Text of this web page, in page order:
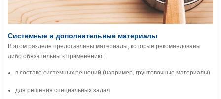
Системные и дополнительные материалы
В этом разделе представлены материалы, которые рекомендованы
либо обязательны к применению:
в составе системных решений (например, грунтовочные материалы)
для решения специальных задач